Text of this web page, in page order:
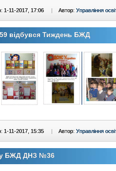
1-11-2017, 17:06 | Автор: Управління
відбувся Тиждень БЖД
1-11-2017, 15:35 | Автор: Управління
БЖД ДНЗ №36